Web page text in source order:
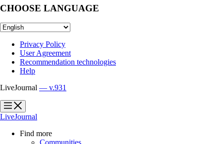
CHOOSE LANGUAGE
Privacy Policy
User Agreement
Recommendation technologies
Help
LiveJournal — v.931
?
?
LiveJournal
Find more